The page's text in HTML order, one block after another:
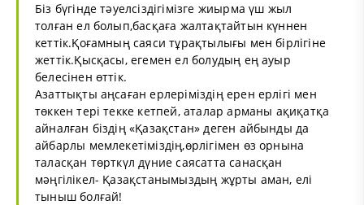
Біз бүгінде тәуелсіздігімізге жиырма үш жыл
толған ел болып,басқаға жалтақтайтын күннен
кеттік.Қоғамның саяси тұрақтылығы мен бірлігіне
жеттік.Қысқасы, егемен ел болудың ең ауыр
белесінен өттік.
Азаттықты аңсаған ерлеріміздің ерен ерлігі мен
төккен тері текке кетпей, аталар арманы ақиқатқа
айналған біздің «Қазақстан» деген айбынды да
айбарлы мемлекетіміздің,өрлігімен өз орнына
таласқан төрткүл дүние саясатта санасқан
мәңгілікел- Қазақстанымыздың жұрты аман, елі
тыныш болғай!